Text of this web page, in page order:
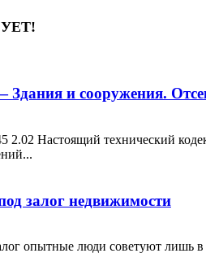
и сооружения.
2.02 Настоящий технический
залог недвижимости
опытные люди советуют лишь